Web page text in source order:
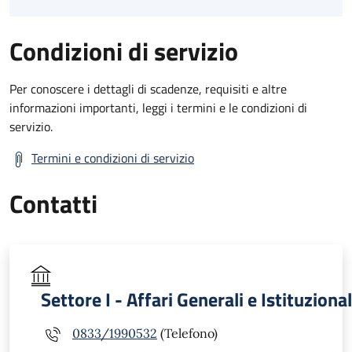
Condizioni di servizio
Per conoscere i dettagli di scadenze, requisiti e altre
informazioni importanti, leggi i termini e le condizioni di
servizio.
Termini e condizioni di servizio
Contatti
Settore I - Affari Generali e
0833/1990532 (Telefono)